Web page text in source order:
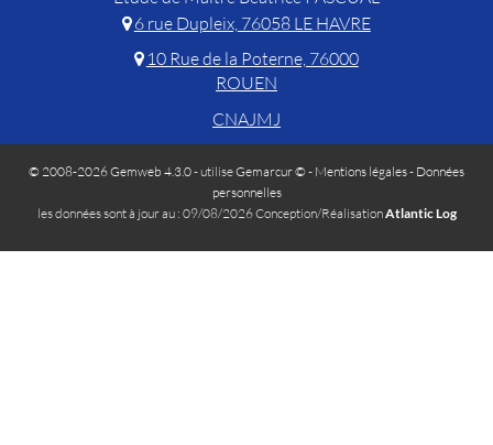
6 rue Dupleix, 76058 LE HAVRE
10 Rue de la Poterne, 76000
ROUEN
CNAJMJ
© 2008-2026 Gemweb 4.3.0- utiliseGemarcur © - Mentions légales- Données
personnelles
les données sont à jour au : 09/08/2026 Conception/RéalisationAtlantic Log